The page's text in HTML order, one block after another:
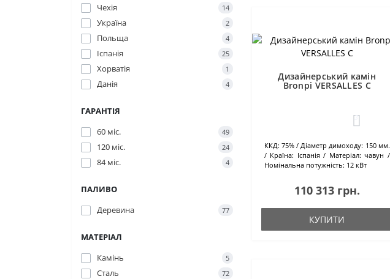
Чехія 14
Україна 2
Польща 4
Іспанія 25
Хорватія 1
Данія 4
ГАРАНТІЯ
60 міс.
49
120 міс. 24
84 міс. 4
ПАЛИВО
Деревина
77
МАТЕРІАЛ
Камінь
5
Сталь 72
Дизайнерський камін
Bronpi VERSALLES C
3
ККД: 75% Діаметр димоходу: 150 мм.
Країна: Іспанія Матеріал: чавун
Номінальна потужність: 12 кВт
110 313 грн.
КУПИТИ